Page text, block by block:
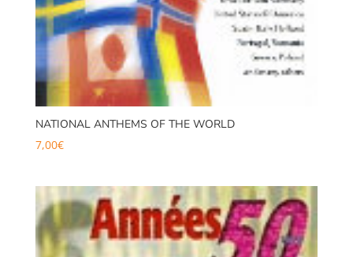
NATIONAL ANTHEMS OF THE WORLD
7,00€